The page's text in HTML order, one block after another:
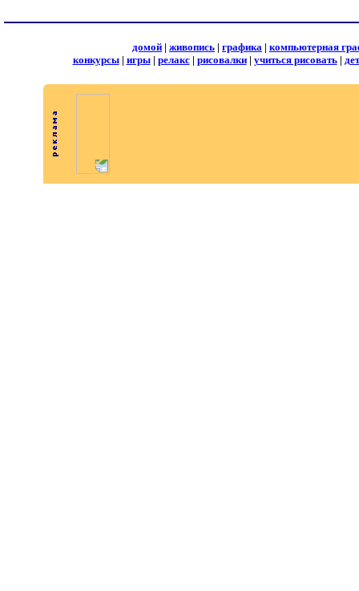
домой | живопись | графика | компьютерная
конкурсы| игры| релакс| рисовалки| учиться рисовать|